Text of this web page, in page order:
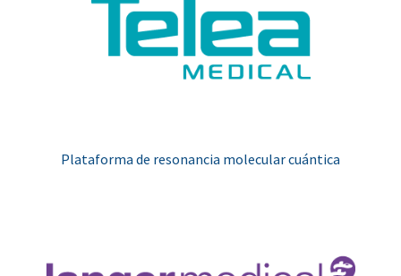
Plataforma de resonancia molecular cuántica